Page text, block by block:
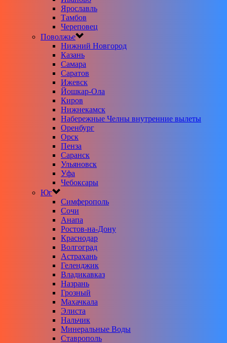
Ярославль
Тамбов
Череповец
Поволжье
Нижний Новгород
Казань
Самара
Саратов
Ижевск
Йошкар-Ола
Киров
Нижнекамск
Набережные Челны внутренние вылеты
Оренбург
Орск
Пенза
Саранск
Ульяновск
Уфа
Чебоксары
Юг
Симферополь
Сочи
Анапа
Ростов-на-Дону
Краснодар
Волгоград
Астрахань
Геленджик
Владикавказ
Назрань
Грозный
Махачкала
Элиста
Нальчик
Минеральные Воды
Ставрополь